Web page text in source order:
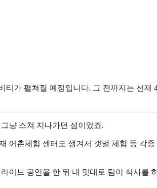
티가 펼쳐질 예정입니다. 그 전까지는 선재
냥 스쳐 지나가던 섬이었죠.
어촌체험 센터도 생겨서 갯벌 체험 등 각종
이브 공연을 한 뒤 내 멋대로 팀이 식사를